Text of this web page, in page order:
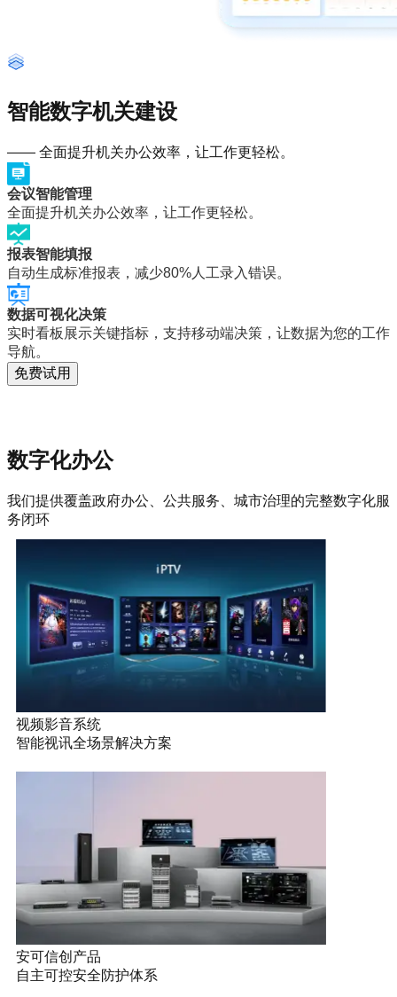
智能数字机关建设
—— 全面提升机关办公效率，让工作更轻松。
会议智能管理
全面提升机关办公效率，让工作更轻松。
报表智能填报
自动生成标准报表，减少80%人工录入错误。
数据可视化决策
实时看板展示关键指标，支持移动端决策，让数据为您的工作
导航。
免费试用
数字化办公
我们提供覆盖政府办公、公共服务、城市治理的完整数字化服
务闭环
视频影音系统
智能视讯全场景解决方案
安可信创产品
自主可控安全防护体系